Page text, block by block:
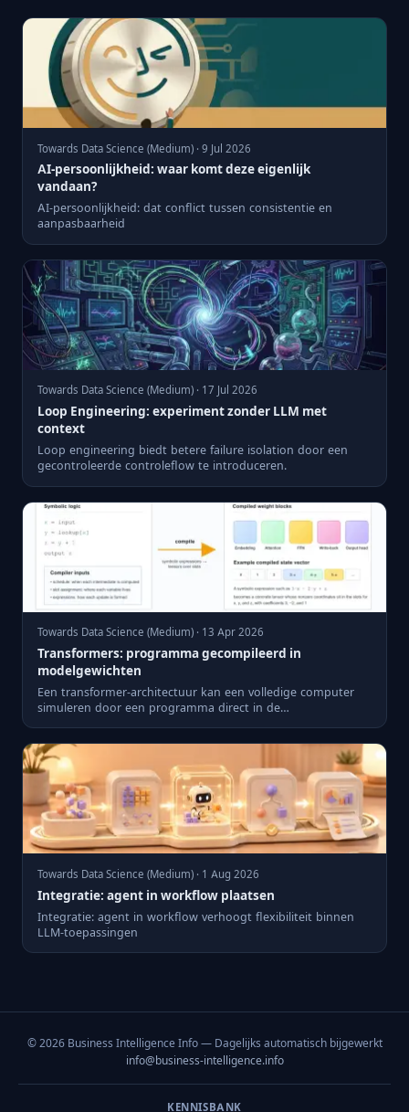
Towards Data Science (Medium) · 9 Jul 2026
AI-persoonlijkheid: waar komt deze eigenlijk
vandaan?
AI-persoonlijkheid: dat conflict tussen consistentie en
aanpasbaarheid
Towards Data Science (Medium) · 17 Jul 2026
Loop Engineering: experiment zonder LLM met
context
Loop engineering biedt betere failure isolation door een
gecontroleerde controleflow te introduceren.
Towards Data Science (Medium) · 13 Apr 2026
Transformers: programma gecompileerd in
modelgewichten
Een transformer-architectuur kan een volledige computer
simuleren door een programma direct in de
Towards Data Science (Medium) · 1 Aug 2026
Integratie: agent in workflow plaatsen
Integratie: agent in workflow verhoogt flexibiliteit binnen
LLM-toepassingen
© 2026 Business Intelligence Info — Dagelijks automatisch bijgewerkt
info@business-intelligence.info
KENNISBANK